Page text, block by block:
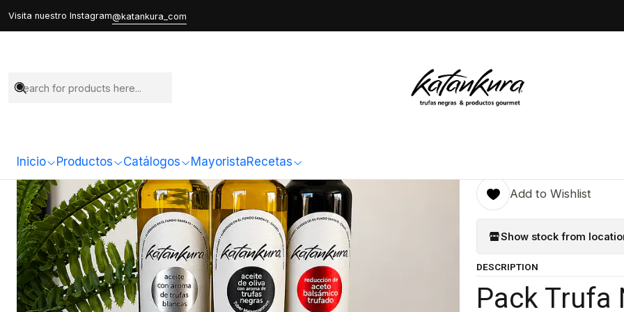
Inicio Productos Catálogos MayoristaRecetas
Visita nuestro Instagram@katankura_com
Trufa
trufado 250
Add to Wishlist
Show stock from
DESCRIPTION
Pack Trufa